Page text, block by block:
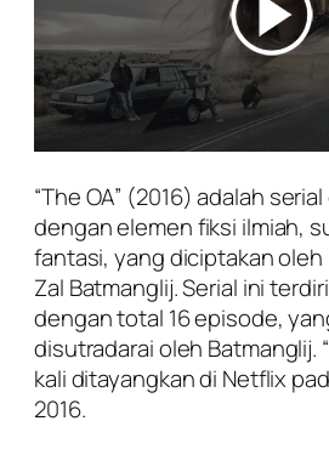
“The OA” (2016) adalah
dengan elemen fiksi ilmiah,
fantasi, yang diciptakan oleh
Zal Batmanglij. Serial ini
dengan total 16 episode,
disutradarai oleh Batmanglij.
kali ditayangkan di Netflix
2016.